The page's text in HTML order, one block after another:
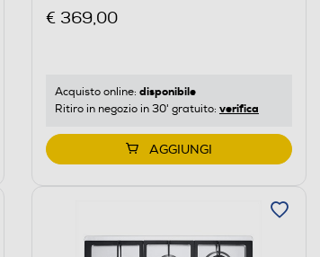
€ 369,00
Acquisto online: disponibile
Ritiro in negozio in 30' gratuito: verifica
AGGIUNGI